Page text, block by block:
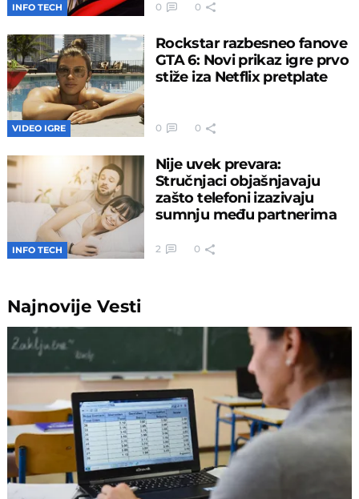
INFO TECH 0 0
VIDEO IGRE
Rockstar razbesneo fanove
GTA 6: Novi prikaz igre prvo
stiže iza Netflix pretplate
0 0
INFO TECH
Nije uvek prevara:
Stručnjaci objašnjavaju
zašto telefoni izazivaju
sumnju među partnerima
2 0
NajnovijeVesti